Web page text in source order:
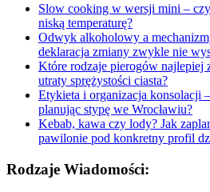
Slow cooking w wersji mini –
niską temperaturę?
Odwyk alkoholowy a
deklaracja zmiany zwykle nie
Które rodzaje pierogów najlepiej
utraty sprężystości ciasta?
Etykieta i organizacja konsolacji
planując stypę we Wrocławiu?
Kebab, kawa czy lody? Jak
pawilonie pod konkretny profil
Rodzaje Wiadomości: